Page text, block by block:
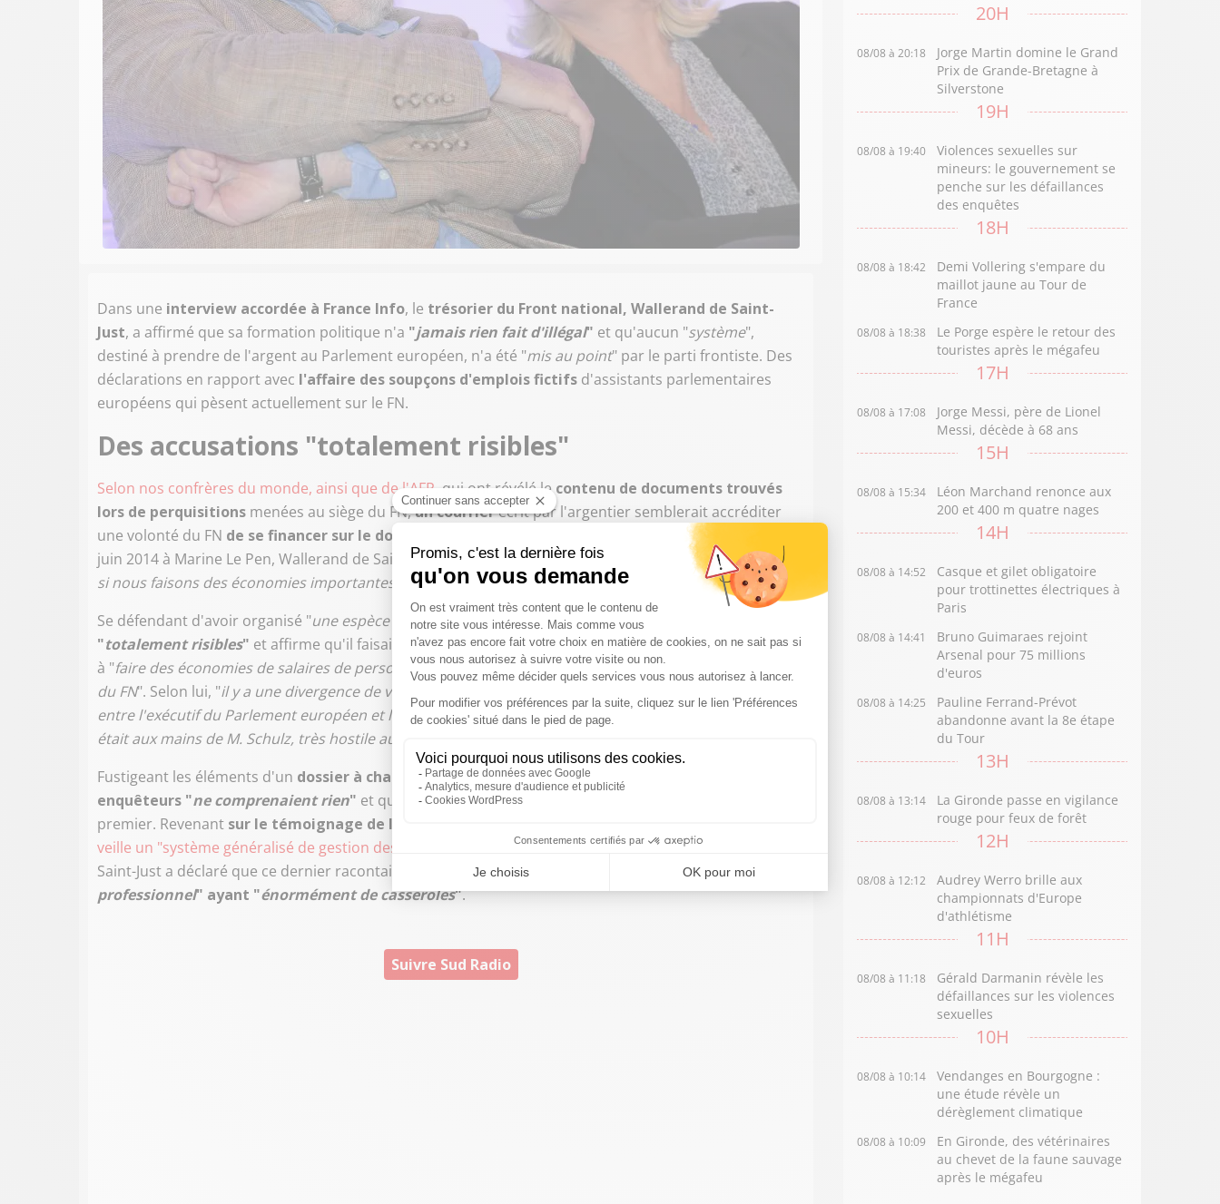
Dans une interview accordée à France Info, le trésorier du Front national, Wallerand de Saint-
Just, a affirmé que sa formation politique n'a "jamais rien fait d'illégal" et qu'aucun "système",
destiné à prendre de l'argent au Parlement européen, n'a été "mis au point" par le parti frontiste. Des
déclarations en rapport avec l'affaire des soupçons d'emplois fictifs d'assistants parlementaires
européens qui pèsent actuellement sur le FN.
Des accusations "totalement risibles"
Selon nos confrères du monde, ainsi que de l'AFP , qui ont révélé le contenu de documents trouvés
lors de perquisitions menées au siège du FN,un courrierécrit par l'argentier semblerait accréditer
une volonté du FN de se financer sur le dos du Parlement européen
. Dans cette lettre, adressée en
juin 2014 à Marine Le Pen, Wallerand de Saint-Just écrivait notamment : "nous ne nous en sortirons que
si nous faisons des économies importantes grâce au Parlement européen".
Se défendant d'avoir organisé "une espèce de fraude organisée", l'intéressétrouve ces accusations
"totalement risibles" et affirme qu'il faisait à l'époque "des plans comme trésorier" en songeant
à "faire des économies de salaires de personnes devenues députés européens et qui étaient salariés
du FN". Selon lui, "il y a une divergence de vues sur la nature des travaux des assistants parlementaires
entre l'exécutif du Parlement européen et le groupe des élus FN". "L'exécutif au Parlement européen
était aux mains de M. Schulz, très hostile au Front national et à des députés d'opposition
Fustigeant les éléments d'un dossier à charge "complètement nul", il a également déclaré que
enquêteurs "ne comprenaient rien" et que ces derniers auraient mieux fait de l'interroger en
premier. Revenant sur le témoignage de l'ex-conseiller FN Aymeric Chauprade
veille un "système généralisé de gestion des enveloppes parlementaires"au sein du parti, Wallerand de
Saint-Just a déclaré que ce dernier racontait "
n'importe quoi", ajoutant qu'il était à ses yeux" un traître
professionnel" ayant "énormément de casseroles".
Suivre Sud Radio
20H
08/08 à 20:18
Jorge Martin domine le Grand
Prix de Grande-Bretagne à
Silverstone
19H
08/08 à 19:40
Violences sexuelles sur
mineurs: le gouvernement se
penche sur les défaillances
des enquêtes
18H
08/08 à 18:42
Demi Vollering s'empare du
maillot jaune au Tour de
France
08/08 à 18:38
Le Porge espère le retour des
touristes après le mégafeu
17H
08/08 à 17:08
Jorge Messi, père de Lionel
Messi, décède à 68 ans
15H
08/08 à 15:34
Léon Marchand renonce aux
200 et 400 m quatre nages
14H
08/08 à 14:52
Casque et gilet obligatoire
pour trottinettes électriques à
Paris
08/08 à 14:41
Bruno Guimaraes rejoint
Arsenal pour 75 millions
d'euros
08/08 à 14:25
Pauline Ferrand-Prévot
abandonne avant la 8e étape
du Tour
13H
08/08 à 13:14
La Gironde passe en vigilance
rouge pour feux de forêt
12H
08/08 à 12:12
Audrey Werro brille aux
championnats d'Europe
d'athlétisme
11H
08/08 à 11:18
Gérald Darmanin révèle les
défaillances sur les violences
sexuelles
10H
08/08 à 10:14
Vendanges en Bourgogne :
une étude révèle un
dérèglement climatique
08/08 à 10:09
En Gironde, des vétérinaires
au chevet de la faune sauvage
après le mégafeu